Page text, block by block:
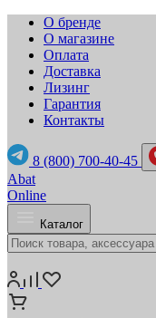
О бренде
О магазине
Оплата
Доставка
Лизинг
Гарантия
Контакты
8 (800) 700-40-45
Abat
Online
Каталог